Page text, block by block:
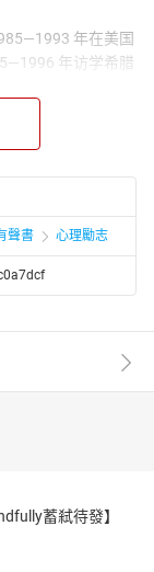
年在美国
年访学希腊
任副研究员
主任、东南欧拉美
与西方文化基本
聲書 心理勵志
蓄弒待發】